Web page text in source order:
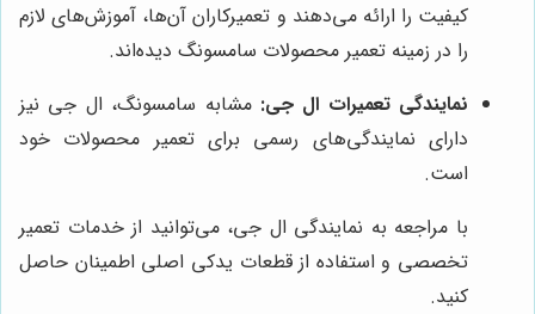
کیفیت را ارائه می‌دهند و تعمیرکاران آن‌ها، آموزش‌های لازم
را در زمینه تعمیر محصولات سامسونگ دیده‌اند.
نمایندگی تعمیرات ال جی: مشابه سامسونگ، ال جی نیز
دارای نمایندگی‌های رسمی برای تعمیر محصولات خود
است.
با مراجعه به نمایندگی ال جی، می‌توانید از خدمات تعمیر
تخصصی و استفاده از قطعات یدکی اصلی اطمینان حاصل
کنید.